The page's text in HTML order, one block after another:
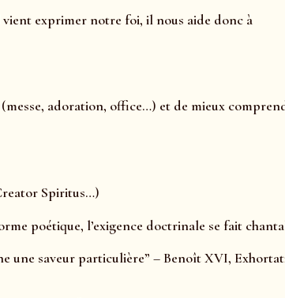
exprimer notre foi, il nous aide donc à
adoration, office…) et de mieux
Spiritus…)
poétique, l’exigence doctrinale se fait
une saveur particulière” – Benoît XVI,